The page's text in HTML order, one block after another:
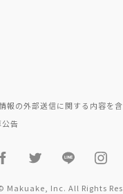
報の外部送信に関する内容を
公告
Makuake, Inc. All Rights